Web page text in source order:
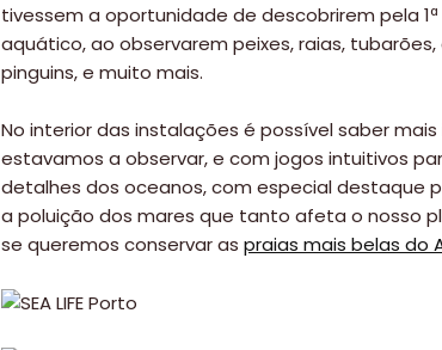
Viajar
Onde
dormir?
tivessem a oportunidade de descobrirem pela
aquático, ao observarem peixes, raias,
pinguins, e muito mais.
No interior das instalações é possível saber
estavamos a observar, e com jogos intuitivos
detalhes dos oceanos, com especial destaque
a poluição dos mares que tanto afeta o nosso
se queremos conservar aspraias mais belas do